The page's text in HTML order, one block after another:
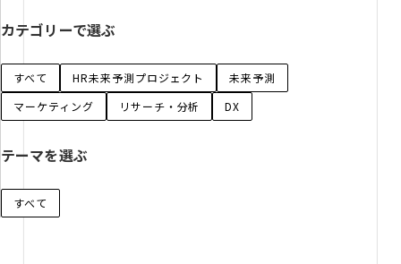
カテゴリーで選ぶ
すべて HR未来予測プロジェクト
未来予測
マーケティング
リサーチ・分析 DX
テーマを選ぶ
すべて